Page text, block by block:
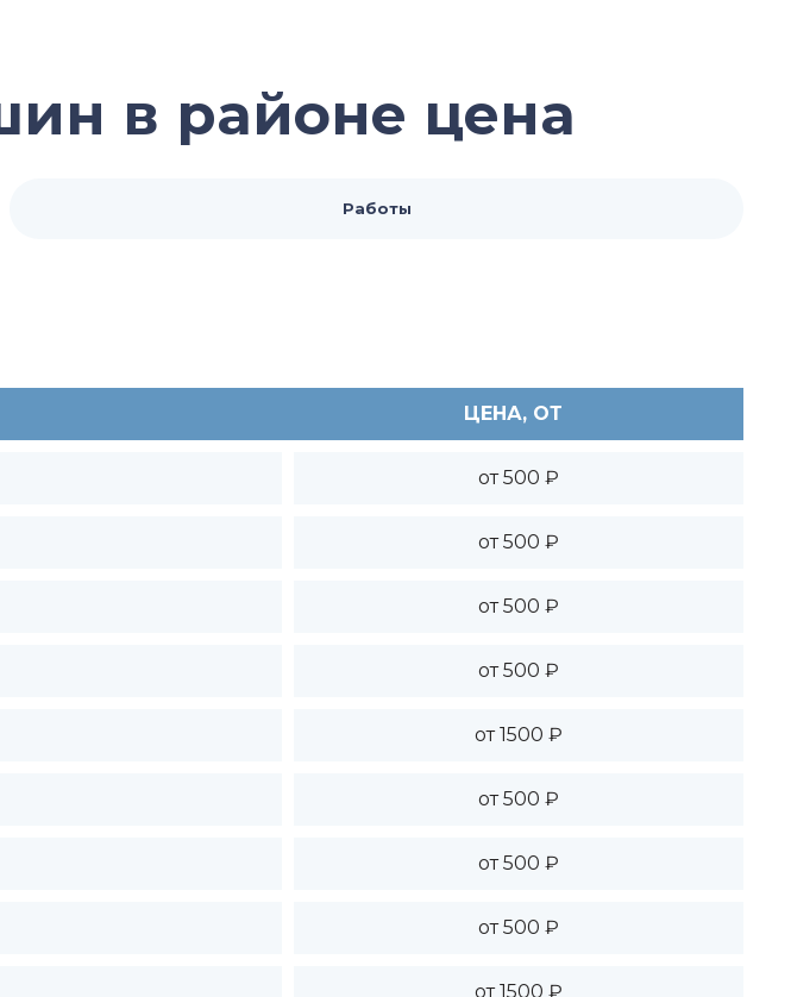
в районе цена
Работы
ЦЕНА, ОТ
от 500 ₽
от 500 ₽
от 500 ₽
от 500 ₽
от 1500 ₽
от 500 ₽
от 500 ₽
от 500 ₽
от 1500 ₽